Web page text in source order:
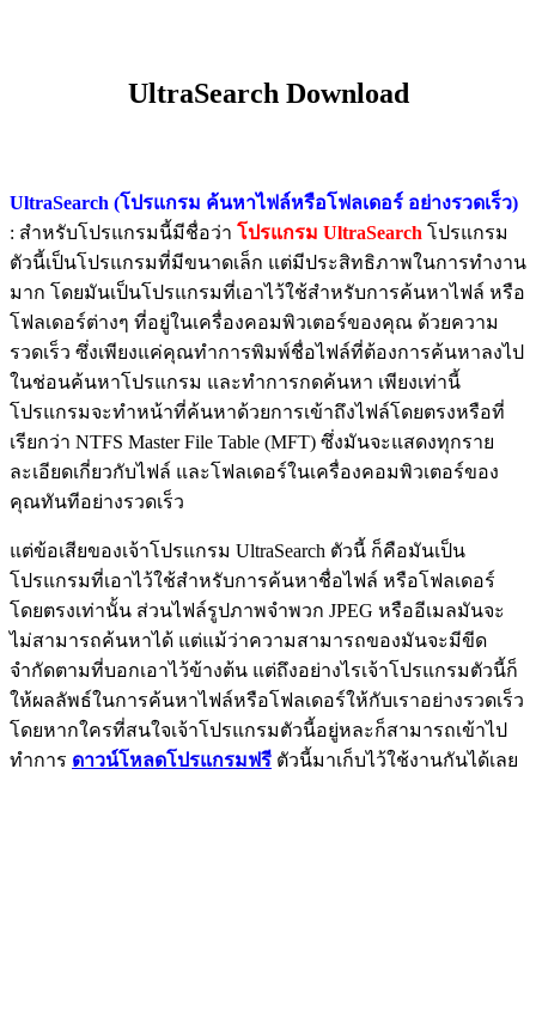
UltraSearch Download
UltraSearch (โปรแกรม ค้นหาไฟล์หรือโฟลเดอร์ อย่างรวดเร็ว)
: สำหรับโปรแกรมนี้มีชื่อว่า โปรแกรม UltraSearch โปรแกรม
ตัวนี้เป็นโปรแกรมที่มีขนาดเล็ก แต่มีประสิทธิภาพในการทำงาน
มาก โดยมันเป็นโปรแกรมที่เอาไว้ใช้สำหรับการค้นหาไฟล์ หรือ
โฟลเดอร์ต่างๆ ที่อยู่ในเครื่องคอมพิวเตอร์ของคุณ ด้วยความ
รวดเร็ว ซึ่งเพียงแค่คุณทำการพิมพ์ชื่อไฟล์ที่ต้องการค้นหาลงไป
ในช่อนค้นหาโปรแกรม และทำการกดค้นหา เพียงเท่านี้
โปรแกรมจะทำหน้าที่ค้นหาด้วยการเข้าถึงไฟล์โดยตรงหรือที่
เรียกว่า NTFS Master File Table (MFT) ซึ่งมันจะแสดงทุกราย
ละเอียดเกี่ยวกับไฟล์ และโฟลเดอร์ในเครื่องคอมพิวเตอร์ของ
คุณทันทีอย่างรวดเร็ว
แต่ข้อเสียของเจ้าโปรแกรม UltraSearch ตัวนี้ ก็คือมันเป็น
โปรแกรมที่เอาไว้ใช้สำหรับการค้นหาชื่อไฟล์ หรือโฟลเดอร์
โดยตรงเท่านั้น ส่วนไฟล์รูปภาพจำพวก JPEG หรืออีเมลมันจะ
ไม่สามารถค้นหาได้ แต่แม้ว่าความสามารถของมันจะมีขีด
จำกัดตามที่บอกเอาไว้ข้างต้น แต่ถึงอย่างไรเจ้าโปรแกรมตัวนี้ก็
ให้ผลลัพธ์ในการค้นหาไฟล์หรือโฟลเดอร์ให้กับเราอย่างรวดเร็ว
โดยหากใครที่สนใจเจ้าโปรแกรมตัวนี้อยู่หละก็สามารถเข้าไป
ทำการ ดาวน์โหลดโปรแกรมฟรี ตัวนี้มาเก็บไว้ใช้งานกันได้เลย